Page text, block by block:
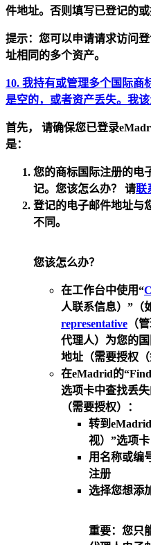
件地址。否则填写已登记的或
提示： 您可以申请请求访问
址相同的多个资产。
10. 我持有或管理多个国际商
是空的，或者资产丢失。我该
首先， 请确保您已登录
是：
您的商标国际注册的电
记。您该怎么办？
请联
登记的电子邮件地址与
不同。
您该怎么办？
在工作台中使用“
人联系信息）”（
representative （
代理人）为您的
地址（需要授权
在eMadrid的
选项卡中查找丢
（需要授权）：
转到
视）”选项卡
用名称或编
注册
选择您想添
重要： 您只